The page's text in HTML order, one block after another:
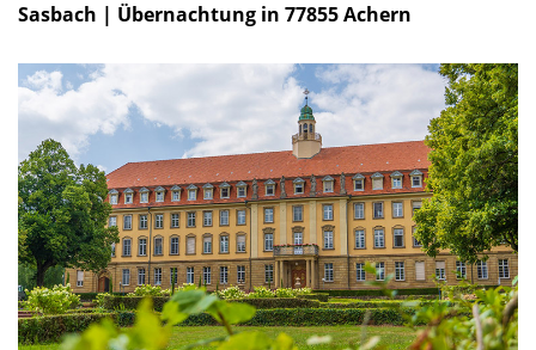
Ich willige mit dem Absenden des Formulars ein, dass meine
Daten zum Zwecke der Kontaktaufnahme oder zur
Bearbeitung der Anfrage verarbeitet werden. Ich beachte und
akzeptiere hiermit auch die Hinweise und Erläuterungen in
derDatenschutzerklärung.
SENDEN
* Pflichtfelder
Sasbach | Übernachtung in 77855 Achern